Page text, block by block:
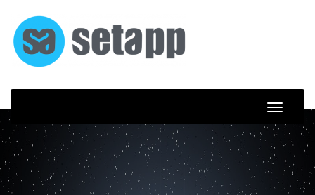
content
Toggle